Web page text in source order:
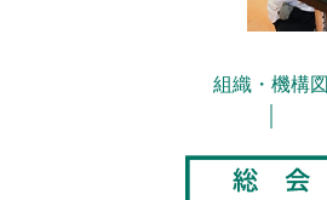
組織・機構図